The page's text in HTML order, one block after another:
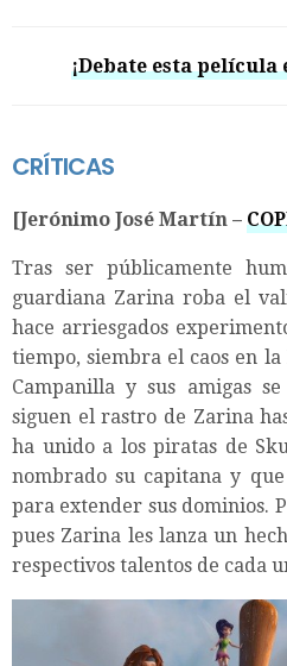
¡Debate esta
CRÍTICAS
[Jerónimo José Martín –
Tras ser públicamente
guardiana Zarina roba el
hace arriesgados
tiempo, siembra el caos en la
Campanilla y sus amigas
siguen el rastro de Zarina
ha unido a los piratas de
nombrado su capitana y
para extender sus dominios.
pues Zarina les lanza un
respectivos talentos de cada